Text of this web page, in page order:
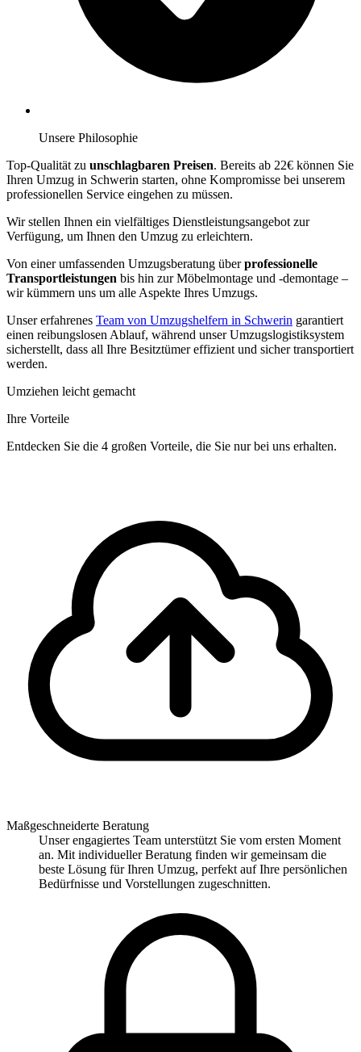
Unsere Philosophie
Top-Qualität zu unschlagbaren Preisen. Bereits ab 22€ können Sie
Ihren Umzug in Schwerin starten, ohne Kompromisse bei unserem
professionellen Service eingehen zu müssen.
Wir stellen Ihnen ein vielfältiges Dienstleistungsangebot zur
Verfügung, um Ihnen den Umzug zu erleichtern.
Von einer umfassenden Umzugsberatung überprofessionelle
Transportleistungen bis hin zur Möbelmontage und -demontage –
wir kümmern uns um alle Aspekte Ihres Umzugs.
Unser erfahrenes Team von Umzugshelfern in Schwerin garantiert
einen reibungslosen Ablauf, während unser Umzugslogistiksystem
sicherstellt, dass all Ihre Besitztümer effizient und sicher transportiert
werden.
Umziehen leicht gemacht
Ihre Vorteile
Entdecken Sie die 4 großen Vorteile, die Sie nur bei uns erhalten.
Maßgeschneiderte Beratung
Unser engagiertes Team unterstützt Sie vom ersten Moment
an. Mit individueller Beratung finden wir gemeinsam die
beste Lösung für Ihren Umzug, perfekt auf Ihre persönlichen
Bedürfnisse und Vorstellungen zugeschnitten.